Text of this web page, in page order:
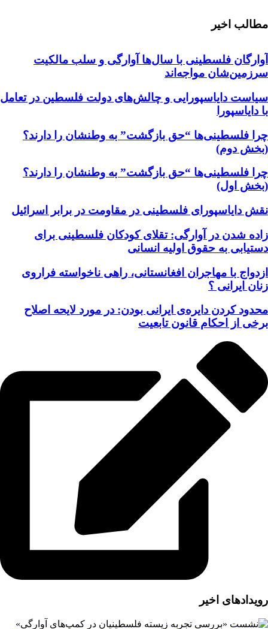
مطالب اخیر
آوارگان فلسطینی با سال‌ها آوارگی و سلب مالكيت
سرزمين‌شان مواجه‌اند
سیاست دایاسپورایی و چالش‌های دولت فلسطین در تعامل
با دایاسپورا
چرا فلسطینی‌ها “حق بازگشت” به وطنشان‌ را دارند؟
(بخش دوم)
چرا فلسطینی‌ها “حق بازگشت” به وطنشان‌ را دارند؟
(بخش اول)
نقش دایاسپورای فلسطینی در مقاومت در برابر اسرائیل
زاده شدن در آوارگی: تقلای کودکان فلسطینی برای
دستیابی به حقوق اولیه انسانی
ازدواج با مهاجران افغانستانی، راهی ناخواسته فراروی
زنان ایرانی ؟
محدود کردن دایره‌ی ایرانی بودن: در مورد لایحه اصلاح
برخی از احکام قانون تابعیت
رویدادهای اخیر